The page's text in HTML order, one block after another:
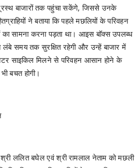
बाजारों तक पहुंचा सकेंगे, जिससे उनके
ने बताया कि पहले मछलियों के परिवहन
का सामना करना पड़ता था। आइस बॉक्स उपलब्ध
लंबे समय तक सुरक्षित रहेगी और उन्हें बाजार में
साइकिल मिलने से परिवहन आसान होने के
बचत होगी।
ललित बघेल एवं श्री रामलाल नेताम को मछली